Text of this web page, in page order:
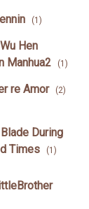
(1)
Hen
Manhua2
(1)
re Amor (2)
During
Times
(1)